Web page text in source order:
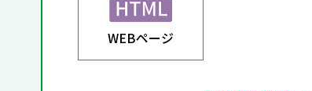
WEBページ